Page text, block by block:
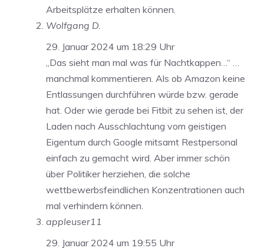
Arbeitsplätze erhalten können.
Wolfgang D.
29. Januar 2024 um 18:29 Uhr
„Das sieht man mal was für Nachtkappen…“ …
manchmal kommentieren. Als ob Amazon keine
Entlassungen durchführen würde bzw. gerade
hat. Oder wie gerade bei Fitbit zu sehen ist, der
Laden nach Ausschlachtung vom geistigen
Eigentum durch Google mitsamt Restpersonal
einfach zu gemacht wird. Aber immer schön
über Politiker herziehen, die solche
wettbewerbsfeindlichen Konzentrationen auch
mal verhindern können.
appleuser11
29. Januar 2024 um 19:55 Uhr